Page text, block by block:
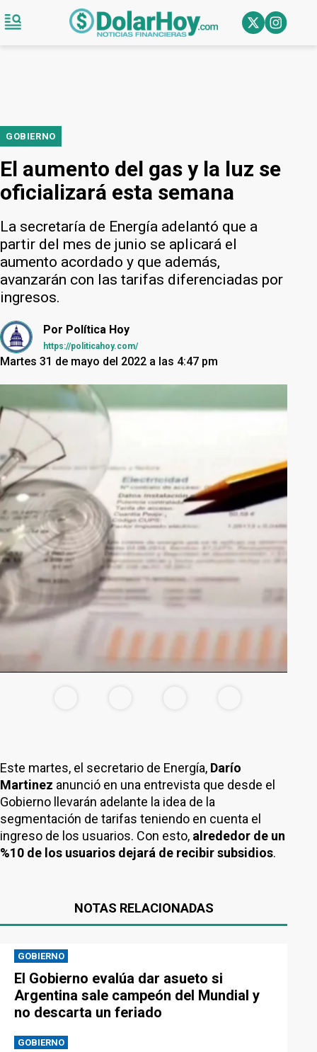
GOBIERNO
El aumento del gas y la luz se
oficializará esta semana
La secretaría de Energía adelantó que a
partir del mes de junio se aplicará el
aumento acordado y que además,
avanzarán con las tarifas diferenciadas por
ingresos.
Por Política Hoy
https://politicahoy.com/
Martes 31 de mayo del 2022 a las 4:47 pm
Este martes, el secretario de Energía, Darío
Martinez anunció en una entrevista que desde el
Gobierno llevarán adelante la idea de la
segmentación de tarifas teniendo en cuenta el
ingreso de los usuarios. Con esto, alrededor de un
%10 de los usuarios dejará de recibir subsidios.
NOTAS RELACIONADAS
GOBIERNO
El Gobierno evalúa dar asueto si
Argentina sale campeón del Mundial y
no descarta un feriado
GOBIERNO